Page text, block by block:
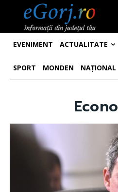
EVENIMENT ACTUALITATE
SPORT MONDEN NAȚIONAL